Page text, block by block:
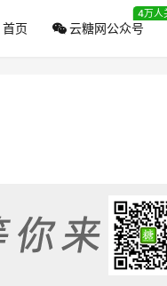
首页 云糖网公众号
4万人